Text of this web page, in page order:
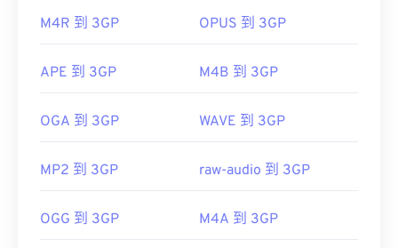
开发者： 第三代合作伙伴计划（3GPP）
有用的链接：
M4R 到 3GP OPUS 到 3GP
APE 到 3GP M4B 到 3GP
OGA 到 3GP WAVE 到 3GP
MP2 到 3GP raw-audio 到 3GP
OGG 到 3GP M4A 到 3GP